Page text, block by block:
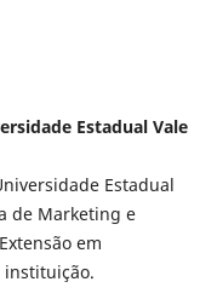
Estadual Vale
Estadual
de Marketing e
em
instituição.